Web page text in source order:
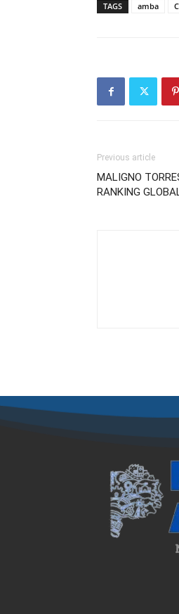
TAGS amba
Previous article
MALIGNO
RANKING